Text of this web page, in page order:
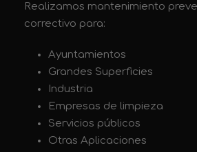
Realizamos mantenimiento
correctivo para:
Ayuntamientos
Grandes Superficies
Industria
Empresas de limpieza
Servicios públicos
Otras Aplicaciones